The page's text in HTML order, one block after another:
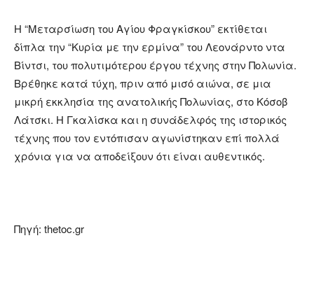
Η “Μεταρσίωση του Αγίου Φραγκίσκου” εκτίθεται
δίπλα την “Κυρία με την ερμίνα” του Λεονάρντο ντα
Βίντσι, του πολυτιμότερου έργου τέχνης στην Πολωνία.
Βρέθηκε κατά τύχη, πριν από μισό αιώνα, σε μια
μικρή εκκλησία της ανατολικής Πολωνίας, στο Κόσοβ
Λάτσκι. Η Γκαλίσκα και η συνάδελφός της ιστορικός
τέχνης που τον εντόπισαν αγωνίστηκαν επί πολλά
χρόνια για να αποδείξουν ότι είναι αυθεντικός.
Πηγή: thetoc.gr